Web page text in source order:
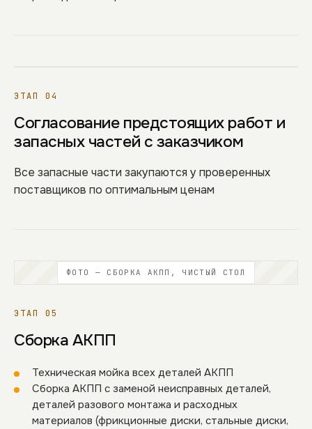
ЭТАП 04
Согласование предстоящих работ и
запасных частей с заказчиком
Все запасные части закупаются у проверенных
поставщиков по оптимальным ценам
ФОТО — СБОРКА АКПП, ЧИСТЫЙ СТОЛ
ЭТАП 05
Сборка АКПП
Техническая мойка всех деталей АКПП
Сборка АКПП с заменой неисправных деталей,
деталей разового монтажа и расходных
материалов (фрикционные диски, стальные диски,